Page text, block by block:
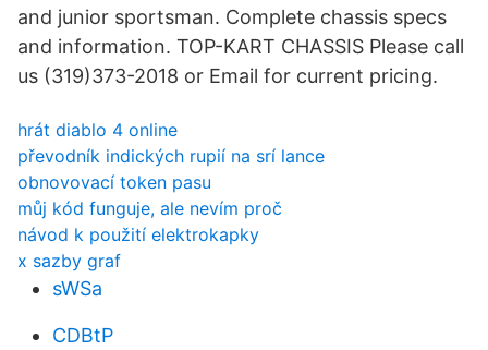
and junior sportsman. Complete chassis specs
and information. TOP-KART CHASSIS Please call
us (319)373-2018 or Email for current pricing.
hrát diablo 4 online
převodník indických rupií na srí lance
obnovovací token pasu
můj kód funguje, ale nevím proč
návod k použití elektrokapky
x sazby graf
sWSa
CDBtP